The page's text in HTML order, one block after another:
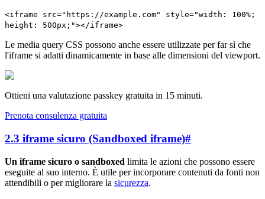
<iframe src="https://example.com" style="width: 100%;
height: 500px;"></iframe>
Le media query CSS possono anche essere utilizzate per far sì che
l'iframe si adatti dinamicamente in base alle dimensioni del viewport.
Ottieni una valutazione passkey gratuita in 15 minuti.
Prenota consulenza gratuita
2.3 iframe sicuro (Sandboxed iframe)#
Un iframe sicuro o sandboxed limita le azioni che possono essere
eseguite al suo interno. È utile per incorporare contenuti da fonti non
attendibili o per migliorare la sicurezza.